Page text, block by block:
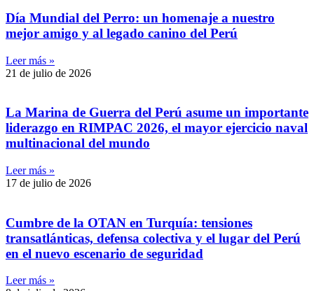
Día Mundial del Perro: un homenaje a nuestro
mejor amigo y al legado canino del Perú
Leer más »
21 de julio de 2026
La Marina de Guerra del Perú asume un importante
liderazgo en RIMPAC 2026, el mayor ejercicio naval
multinacional del mundo
Leer más »
17 de julio de 2026
Cumbre de la OTAN en Turquía: tensiones
transatlánticas, defensa colectiva y el lugar del Perú
en el nuevo escenario de seguridad
Leer más »